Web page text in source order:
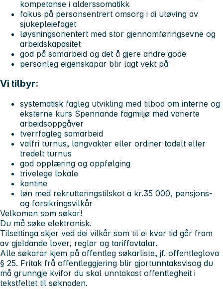
kompetanse i alderssomatikk
fokus på personsentrert omsorg i di utøving av
sjukepleiefaget
løysningsorientert med stor gjennomføringsevne og
arbeidskapasitet
god på samarbeid og det å gjere andre gode
personleg eigenskapar blir lagt vekt på
Vi tilbyr:
systematisk fagleg utvikling med tilbod om interne og
eksterne kurs Spennande fagmiljø med varierte
arbeidsoppgåver
tverrfagleg samarbeid
valfri turnus, langvakter eller ordiner todelt eller
tredelt turnus
god opplæring og oppfølging
trivelege lokale
kantine
løn med rekrutteringstilskot a kr.35 000, pensjons-
og forsikringsvilkår
Velkomen som søkar!
Du må søke elektronisk.
Tilsettinga skjer ved dei vilkår som til ei kvar tid går fram
av gjeldande lover, reglar og tariffavtalar.
Alle søkarar kjem på offentleg søkarliste, jf. offentleglova
§ 25. Fritak frå offentleggjering blir gjortunntaksvisog du
må grunngje kvifor du skal unntakast offentlegheit i
tekstfeltet til søknaden.